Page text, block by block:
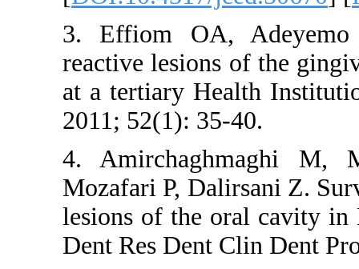
3. Effiom
reactive
at a tertiary
2011; 52(1):
4.
Mozafari P,
lesions of the
Dent Res Dent